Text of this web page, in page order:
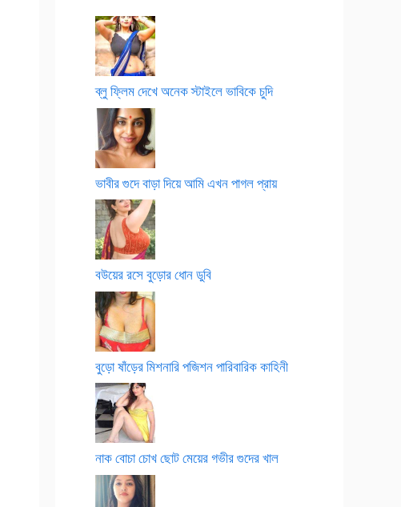
ব্লু ফ্লিম দেখে অনেক স্টাইলে ভাবিকে চুদি
ভাবীর গুদে বাড়া দিয়ে আমি এখন পাগল প্রায়
বউয়ের রসে বুড়োর ধোন ডুবি
বুড়ো ষাঁড়ের মিশনারি পজিশন পারিবারিক কাহিনী
নাক বোচা চোখ ছোট মেয়ের গভীর গুদের খাল